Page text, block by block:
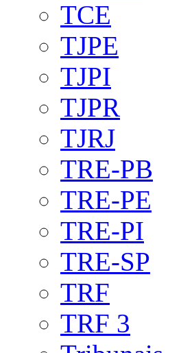
TCE
TJPE
TJPI
TJPR
TJRJ
TRE-PB
TRE-PE
TRE-PI
TRE-SP
TRF
TRF 3